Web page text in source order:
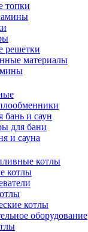
топки
решетки
материалы
бань и саун
для бани
и сауна
котлы
котлы
котлы
оборудование